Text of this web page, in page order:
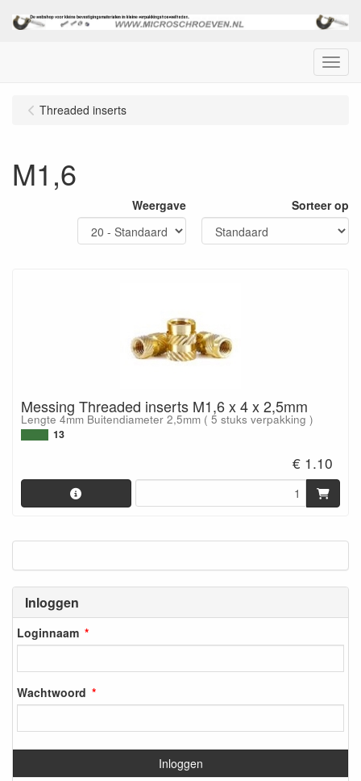
Menu
Inloggen
Loginnaam
Wachtwoord
Inloggen
Threaded inserts
M1,6
Weergave Sorteer op
Messing Threaded inserts M1,6 x 4 x 2,5mm
Lengte 4mm Buitendiameter 2,5mm ( 5 stuks verpakking )
13
€ 1.10